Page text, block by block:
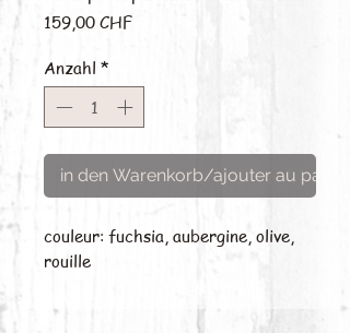
159,00 CHFPreis
Anzahl *
in den Warenkorb/ajouter au panier
couleur: fuchsia, aubergine, olive,
rouille